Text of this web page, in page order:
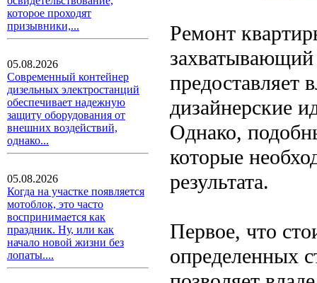
которое проходят
призывники,...
05.08.2026
Современный контейнер
дизельных электростанций
обеспечивает надежную
защиту оборудования от
внешних воздействий,
однако...
05.08.2026
Когда на участке появляется
мотоблок, это часто
воспринимается как
праздник. Ну, или как
начало новой жизни без
лопаты....
Ремонт
захватывающий
предоставляет
дизайнерские
Однако,
которые
результата.
Первое, что
определенных